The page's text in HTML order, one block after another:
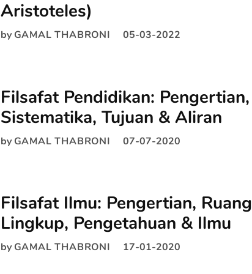
Aristoteles)
by GAMAL THABRONI 05-03-2022
Filsafat Pendidikan: Pengertian,
Sistematika, Tujuan & Aliran
by GAMAL THABRONI 07-07-2020
Filsafat Ilmu: Pengertian, Ruang
Lingkup, Pengetahuan & Ilmu
by GAMAL THABRONI 17-01-2020